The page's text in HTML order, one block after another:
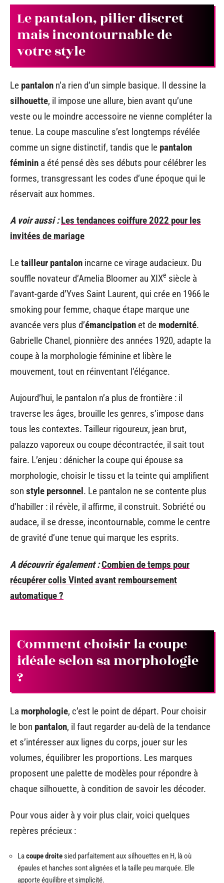
Le pantalon, pilier discret
mais incontournable de
votre style
Le pantalon n’a rien d’un simple basique. Il dessine la
silhouette, il impose une allure, bien avant qu’une
veste ou le moindre accessoire ne vienne compléter la
tenue. La coupe masculine s’est longtemps révélée
comme un signe distinctif, tandis que le pantalon
féminin a été pensé dès ses débuts pour célébrer les
formes, transgressant les codes d’une époque qui le
réservait aux hommes.
A voir aussi : Les tendances coiffure 2022 pour les
invitées de mariage
Letailleur pantalon incarne ce virage audacieux. Du
souffle novateur d’Amelia Bloomer au XIXe siècle à
l’avant-garde d’Yves Saint Laurent, qui crée en 1966 le
smoking pour femme, chaque étape marque une
avancée vers plus d’émancipation et de modernité.
Gabrielle Chanel, pionnière des années 1920, adapte la
coupe à la morphologie féminine et libère le
mouvement, tout en réinventant l’élégance.
Aujourd’hui, le pantalon n’a plus de frontière : il
traverse les âges, brouille les genres, s’impose dans
tous les contextes. Tailleur rigoureux, jean brut,
palazzo vaporeux ou coupe décontractée, il sait tout
faire. L’enjeu : dénicher la coupe qui épouse sa
morphologie, choisir le tissu et la teinte qui amplifient
son style personnel. Le pantalon ne se contente plus
d’habiller : il révèle, il affirme, il construit. Sobriété ou
audace, il se dresse, incontournable, comme le centre
de gravité d’une tenue qui marque les esprits.
A découvrir également :Combien de temps pour
récupérer colis Vinted avant remboursement
automatique ?
Comment choisir la coupe
idéale selon sa morphologie
?
La morphologie, c’est le point de départ. Pour choisir
le bon pantalon, il faut regarder au-delà de la tendance
et s’intéresser aux lignes du corps, jouer sur les
volumes, équilibrer les proportions. Les marques
proposent une palette de modèles pour répondre à
chaque silhouette, à condition de savoir les décoder.
Pour vous aider à y voir plus clair, voici quelques
repères précieux :
Lacoupe droitesied parfaitement aux silhouettes en H, là où
épaules et hanches sont alignées et la taille peu marquée. Elle
apporte équilibre et simplicité.